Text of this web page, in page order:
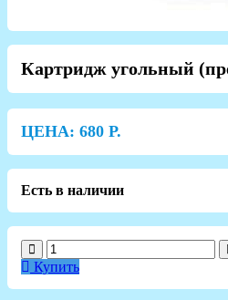
Картридж угольный
ЦЕНА: 680 Р.
Есть в наличии
Купить